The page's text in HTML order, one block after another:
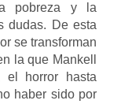
pobreza y la
dudas. De esta
se transforman
la que Mankell
el horror hasta
haber sido por